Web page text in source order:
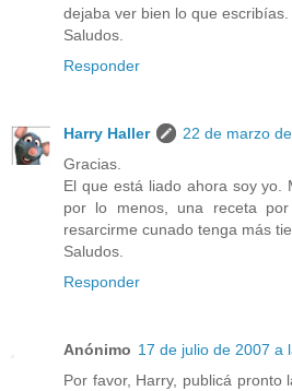
dejaba ver bien lo que escribías.
Saludos.
Responder
Harry Haller
22 de marzo
Gracias.
El que está liado ahora soy yo.
por lo menos, una receta
resarcirme cunado tenga más
Saludos.
Responder
Anónimo 17 de julio de 2007 a
Por favor, Harry, publicá pronto